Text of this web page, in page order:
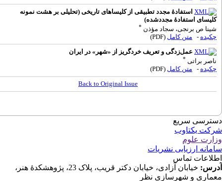
استفادۀ مجدد تطبیقی از کلیساهای تاریخی (تحلیلی بر هشت نمونه
مجدد‌شده)
سجاد مؤذن
متن کامل
(PDF)
عمل‌‎زدگی و تعریف خردگریز از «شهر» در ایران
متن کامل
(PDF)
Back to Original Issue
سریع
نشریات
تماس
خیابان آزادی، خیابان دکتر قریب، پلاک 23، پژوهشکدۀ هنر،
و شهرسازی نظر